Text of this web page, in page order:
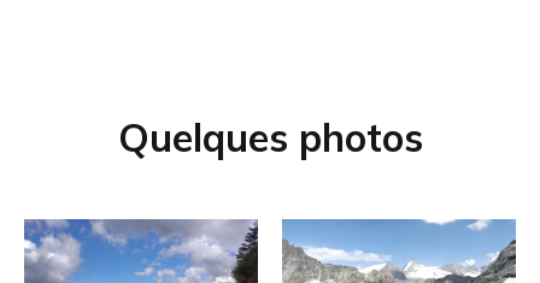
Quelques photos